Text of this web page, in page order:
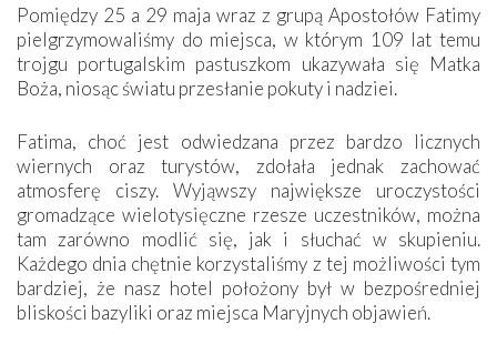
Pomiędzy 25 a 29 maja wraz z grupą Apostołów Fatimy
pielgrzymowaliśmy do miejsca, w którym 109 lat temu
trojgu portugalskim pastuszkom ukazywała się Matka
Boża, niosąc światu przesłanie pokuty i nadziei.
Fatima, choć jest odwiedzana przez bardzo licznych
wiernych oraz turystów, zdołała jednak zachować
atmosferę ciszy. Wyjąwszy największe uroczystości
gromadzące wielotysięczne rzesze uczestników, można
tam zarówno modlić się, jak i słuchać w skupieniu.
Każdego dnia chętnie korzystaliśmy z tej możliwości tym
bardziej, że nasz hotel położony był w bezpośredniej
bliskości bazyliki oraz miejsca Maryjnych objawień.